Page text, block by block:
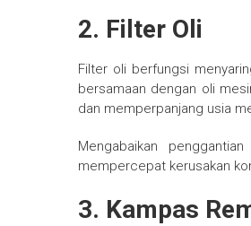
2. Filter Oli
Filter oli berfungsi
bersamaan dengan oli
dan memperpanjang usia
Mengabaikan
mempercepat kerusakan
3. Kampas